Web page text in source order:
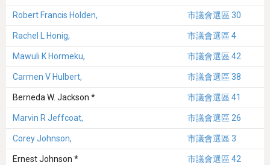
Robert Francis Holden, 市議會選區 30
Rachel L Honig, 市議會選區 4
Mawuli K Hormeku, 市議會選區 42
Carmen V Hulbert, 市議會選區 38
Berneda W. Jackson * 市議會選區 41
Marvin R Jeffcoat, 市議會選區 26
Corey Johnson, 市議會選區 3
Ernest Johnson * 市議會選區 42